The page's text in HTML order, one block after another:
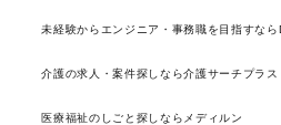
未経験からエンジニア・事務職を目指すなら
介護の求人・案件探しなら介護サーチプラス
医療福祉のしごと探しならメディルン